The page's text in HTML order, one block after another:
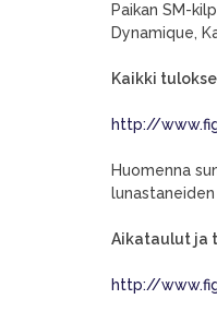
Paikan SM-
Dynamique,
Kaikki
http://
Huomenna
Aikataulut ja
http://